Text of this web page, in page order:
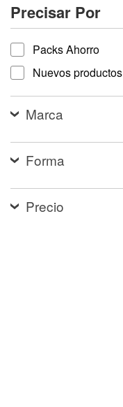
accesibilidad.
Presione
Control-
F11
para
sitio
personas
discapacidad
visual
Precisar Por
Precisar por
Packs Ahorro
Nuevos productos
Marca
Forma
Precio